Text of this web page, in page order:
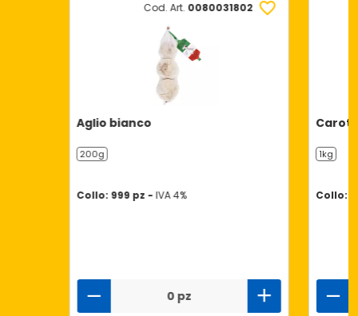
Cod. Art. 0080031802
Aglio bianco
200g
Collo: 999 pz - IVA 4%
0 pz
1kg
Collo: